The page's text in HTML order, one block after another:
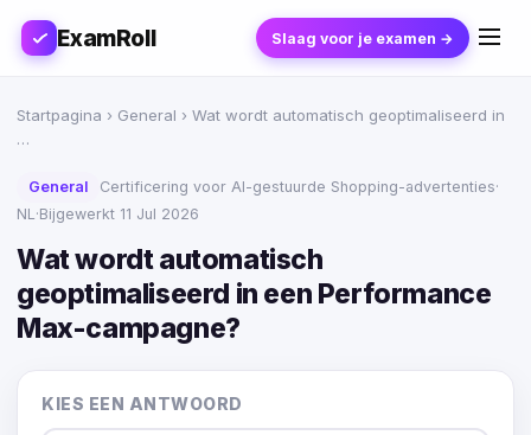
ExamRoll Slaag voor je examen →
Startpagina › General › Wat wordt automatisch geoptimaliseerd in
…
General Certificering voor AI-gestuurde Shopping-advertenties·
NL·Bijgewerkt 11 Jul 2026
Wat wordt automatisch
geoptimaliseerd in een Performance
Max-campagne?
KIES EEN ANTWOORD